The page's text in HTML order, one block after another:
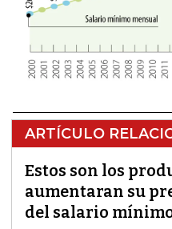
ARTÍCULO
Estos son los
aumentaran su
del salario